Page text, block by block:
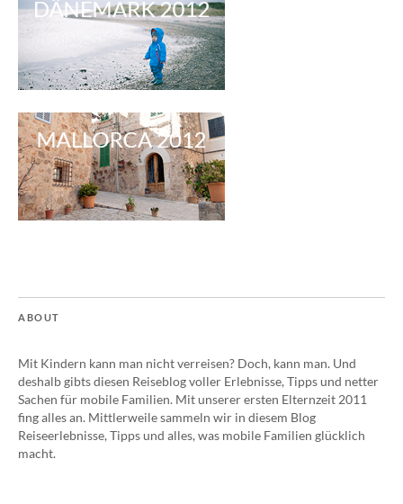
ABOUT
Mit Kindern kann man nicht verreisen? Doch, kann man. Und
deshalb gibts diesen Reiseblog voller Erlebnisse, Tipps und netter
Sachen für mobile Familien. Mit unserer ersten Elternzeit 2011
fing alles an. Mittlerweile sammeln wir in diesem Blog
Reiseerlebnisse, Tipps und alles, was mobile Familien glücklich
macht.